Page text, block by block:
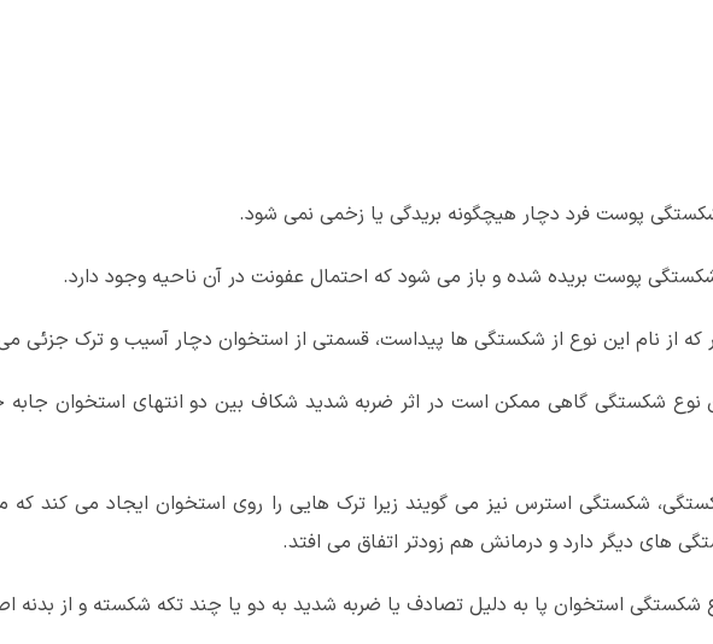
پوست فرد دچار هیچگونه بریدگی یا زخمی نمی شود.
پوست بریده شده و باز می شود که احتمال عفونت در آن ناحیه وجود دارد.
از نام این نوع از شکستگی ها پیداست، قسمتی از استخوان دچار آسیب و ترک جزئی
نوع شکستگی گاهی ممکن است در اثر ضربه شدید شکاف بین دو انتهای استخوان
شکستگی استرس نیز می گویند زیرا ترک هایی را روی استخوان ایجاد می کند که
های دیگر دارد و درمانش هم زودتر اتفاق می افتد.
استخوان پا به دلیل تصادف یا ضربه شدید به دو یا چند تکه شکسته و از بدنه